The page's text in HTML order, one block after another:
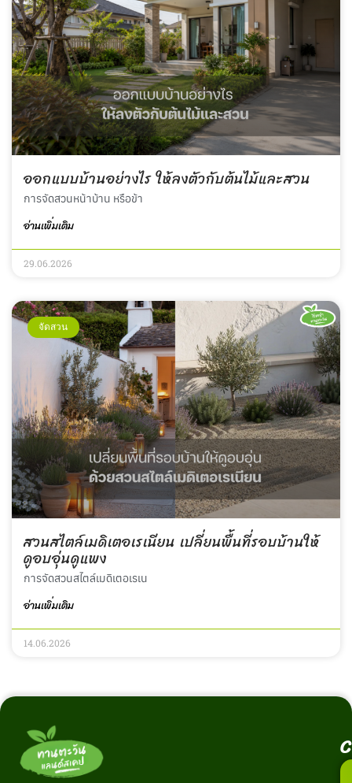
ออกแบบบ้านอย่างไร ให้ลงตัวกับต้นไม้และสวน
การจัดสวนหน้าบ้าน หรือข้า
อ่านเพิ่มเติม
29.06.2026
จัดสวน
สวนสไตล์เมดิเตอเรเนียน เปลี่ยนพื้นที่รอบบ้านให้
ดูอบอุ่นดูแพง
การจัดสวนสไตล์เมดิเตอเรเน
อ่านเพิ่มเติม
14.06.2026